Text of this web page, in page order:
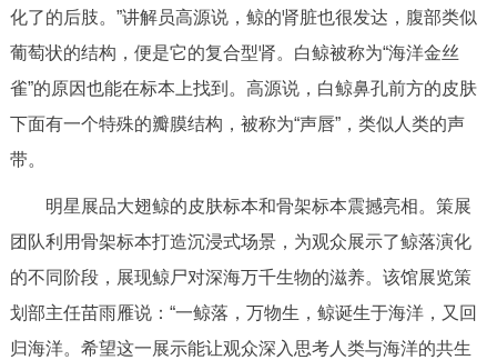
参与调查 在线访谈 图说互动
走进北京
多语种
한국어
化了的后肢。”讲解员高源说，鲸的肾脏也很发达，腹部类似
葡萄状的结构，便是它的复合型肾。白鲸被称为“海洋金丝
雀”的原因也能在标本上找到。高源说，白鲸鼻孔前方的皮肤
下面有一个特殊的瓣膜结构，被称为“声唇”，类似人类的声
带。
明星展品大翅鲸的皮肤标本和骨架标本震撼亮相。策展
团队利用骨架标本打造沉浸式场景，为观众展示了鲸落演化
的不同阶段，展现鲸尸对深海万千生物的滋养。该馆展览策
划部主任苗雨雁说：“一鲸落，万物生，鲸诞生于海洋，又回
归海洋。希望这一展示能让观众深入思考人类与海洋的共生